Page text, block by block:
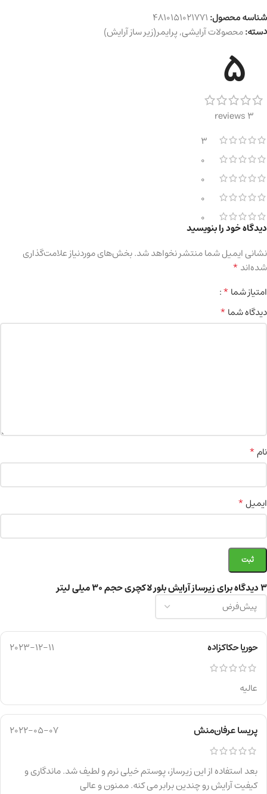
شناسه محصول:4810151021771
دسته:محصولات آرایشی,پرایمر(زیر ساز آرایش)
5
3 reviews
3
0
0
0
0
3 دیدگاه برای زیرساز آرایش بلور لاکچری حجم ۳۰ میلی لیتر
حوریا حکاکزاده 2023-12-11
عالیه
پریسا عرفان‌منش 2022-05-07
بعد استفاده از این زیرساز، پوستم خیلی نرم و لطیف شد. ماندگاری و
کیفیت آرایش رو چندین برابر می کنه. ممنون و عالی
دیدگاه خود را بنویسید
نشانی ایمیل شما منتشر نخواهد شد.بخش‌های موردنیاز علامت‌گذاری
شده‌اند*
امتیاز شما*
دیدگاه شما*
نام*
ایمیل*